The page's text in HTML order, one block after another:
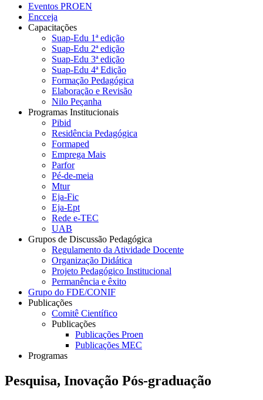
Eventos PROEN
Encceja
Capacitações
Suap-Edu 1ª edição
Suap-Edu 2ª edição
Suap-Edu 3ª edição
Suap-Edu 4ª Edição
Formação Pedagógica
Elaboração e Revisão
Nilo Peçanha
Programas Institucionais
Pibid
Residência Pedagógica
Formaped
Emprega Mais
Parfor
Pé-de-meia
Mtur
Eja-Fic
Eja-Ept
Rede e-TEC
UAB
Grupos de Discussão Pedagógica
Regulamento da Atividade Docente
Organização Didática
Projeto Pedagógico Institucional
Permanência e êxito
Grupo do FDE/CONIF
Publicações
Comitê Científico
Publicações
Publicações Proen
Publicações MEC
Programas
Pesquisa, Inovação Pós-graduação